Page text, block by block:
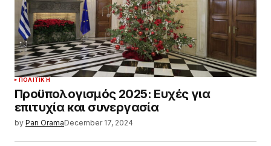
ΠΟΛΙΤΙΚΉ
Προϋπολογισμός 2025: Ευχές για
επιτυχία και συνεργασία
by Pan OramaDecember 17, 2024